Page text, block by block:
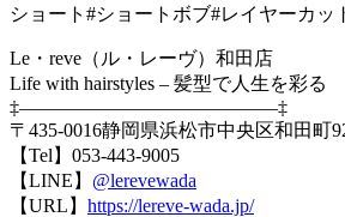
ショート#ショートボブ#レイヤーカッ
Le・reve（ル・レーヴ）和田店
Life with hairstyles – 髪型で人生を彩る
‡—————————————–‡
〒435-0016静岡県浜松市中央区和田町
【Tel】053-443-9005
【LINE】 @lerevewada
【URL】 https://lereve-wada.jp/